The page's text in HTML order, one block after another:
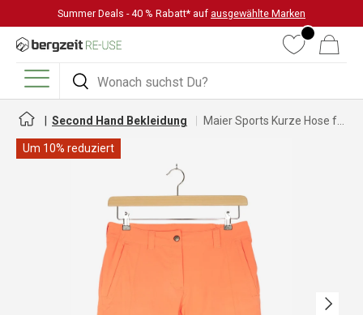
DIREKT ZUM INHALT
Summer Deals - 40 % Rabatt* auf ausgewählte Marken
Suchen
Suchen
WunschlisteWarenkorb
Menü
Second Hand Bekleidung
Um 10% reduziert
Nächste